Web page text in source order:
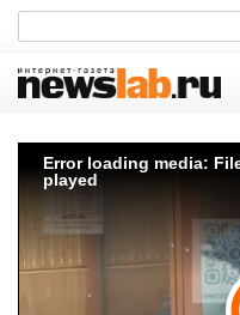
Error loading media:
played